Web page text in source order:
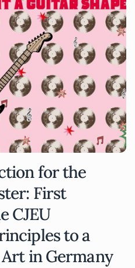
for the
First
CJEU
to a
in Germany